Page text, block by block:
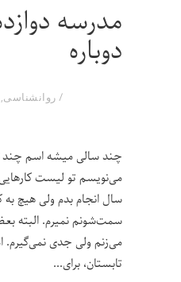
مدرسه
دوباره
روانشناسی,
چند سالی میشه اسم چند
می‌نویسم تو لیست
سال انجام بدم ولی هیچ
سمت‌شونم نمیرم. البته
می‌زنم ولی جدی نمی‌گیرم.
تابستان، برای